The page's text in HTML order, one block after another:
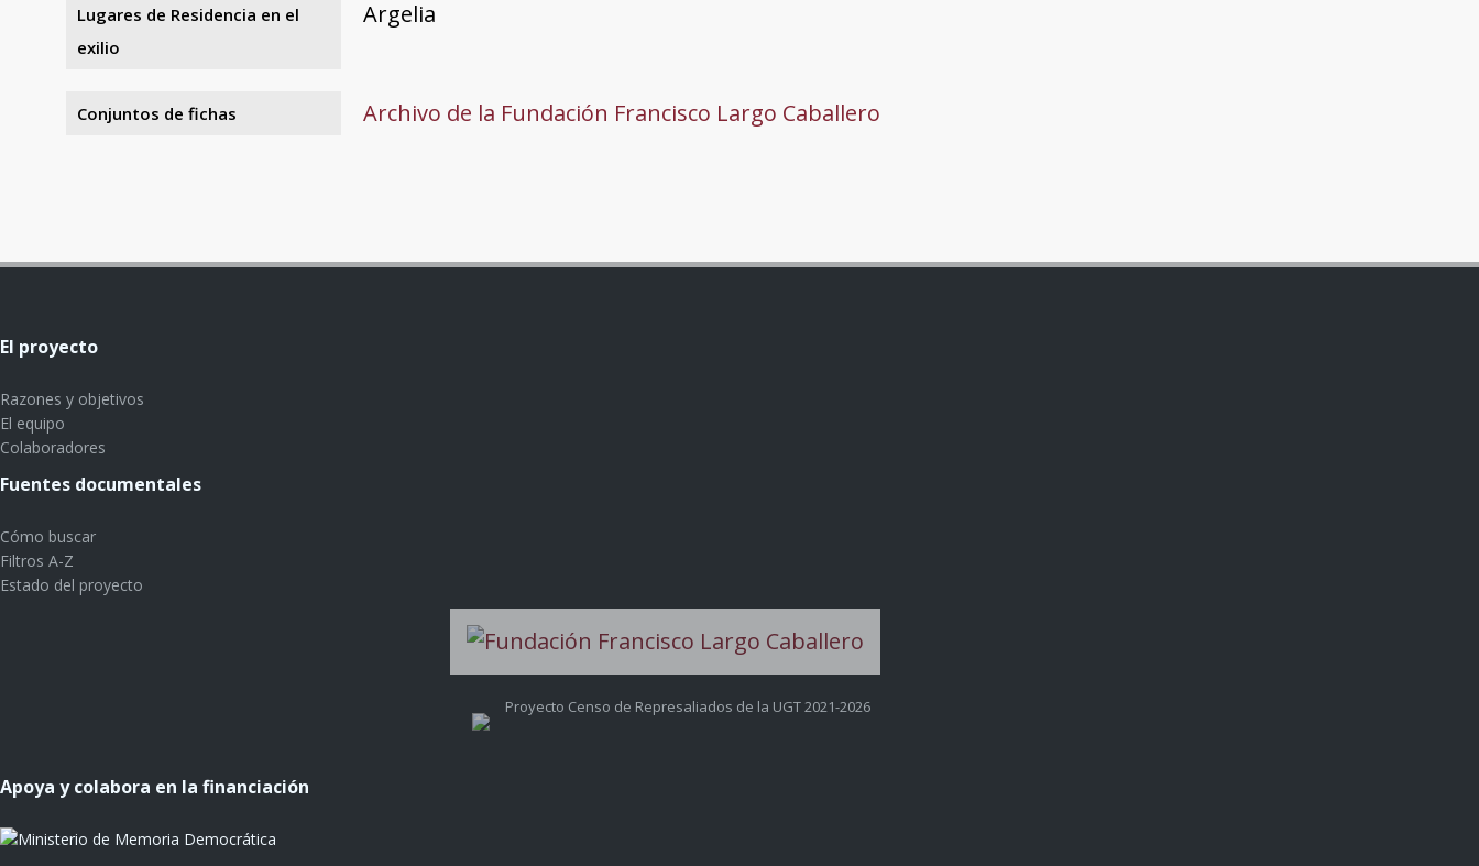
Lugares de Residencia en el
exilio
Argelia
Conjuntos de fichas Archivo de la Fundación Francisco Largo Caballero
El proyecto
Razones y objetivos
El equipo
Colaboradores
Fuentes documentales
Cómo buscar
Filtros A-Z
Estado del proyecto
Proyecto Censo de Represaliados de la UGT 2021-2026
Apoya y colabora en la financiación